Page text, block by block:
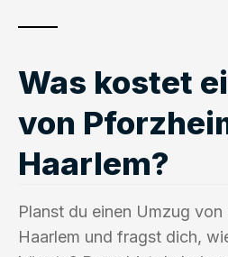
Was kostet
von
Haarlem?
Planst du einen Umzug
Haarlem und fragst dich,